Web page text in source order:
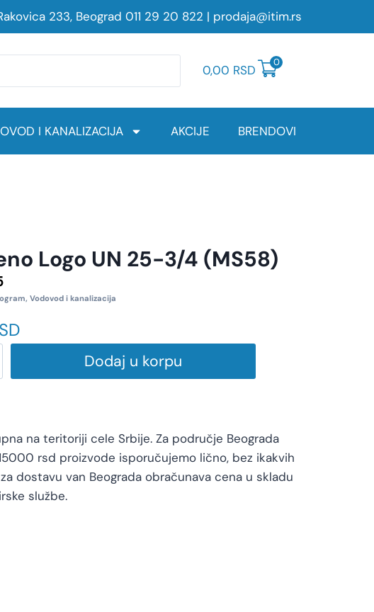
233, Beograd 011 29 20 822 | prodaja@itim.rs
0,00 RSD
0
I KANALIZACIJA AKCIJE BRENDOVI
Logo UN 25-3/4 (MS58)
, Vodovod i kanalizacija
Dodaj u korpu
na teritoriji cele Srbije. Za područje Beograda
rsd proizvode isporučujemo lično, bez ikakvih
dostavu van Beograda obračunava cena u skladu
službe.